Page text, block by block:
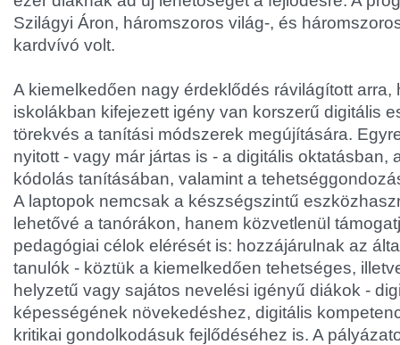
Szilágyi Áron, háromszoros világ-, és
kardvívó volt.
A kiemelkedően nagy érdeklődés rávilágított arra,
iskolákban kifejezett igény van korszerű digitális
törekvés a tanítási módszerek megújítására.
nyitott - vagy már jártas is - a digitális oktatásban,
kódolás tanításában, valamint a
A laptopok nemcsak a készségszintű
lehetővé a tanórákon, hanem közvetlenül
pedagógiai célok elérését is: hozzájárulnak az
tanulók - köztük a kiemelkedően tehetséges,
helyzetű vagy sajátos nevelési igényű diákok -
képességének növekedéshez, digitális
kritikai gondolkodásuk fejlődéséhez is. A